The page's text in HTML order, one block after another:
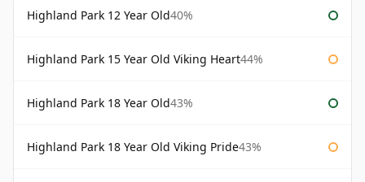
Highland Park 12 Year Old40%
Highland Park 15 Year Old Viking Heart44%
Highland Park 18 Year Old43%
Highland Park 18 Year Old Viking Pride43%